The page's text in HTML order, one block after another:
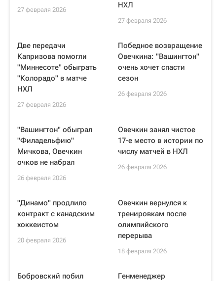
27 февраля 2026
НХЛ
27 февраля 2026
Две передачи
Капризова помогли
"Миннесоте" обыграть
"Колорадо" в матче
НХЛ
27 февраля 2026
Победное возвращение
Овечкина: "Вашингтон"
очень хочет спасти
сезон
26 февраля 2026
"Вашингтон" обыграл
"Филадельфию"
Мичкова, Овечкин
очков не набрал
26 февраля 2026
Овечкин занял чистое
17-е место в истории по
числу матчей в НХЛ
26 февраля 2026
"Динамо" продлило
контракт с канадским
хоккеистом
20 февраля 2026
Овечкин вернулся к
тренировкам после
олимпийского
перерыва
18 февраля 2026
Бобровский побил
Генменеджер